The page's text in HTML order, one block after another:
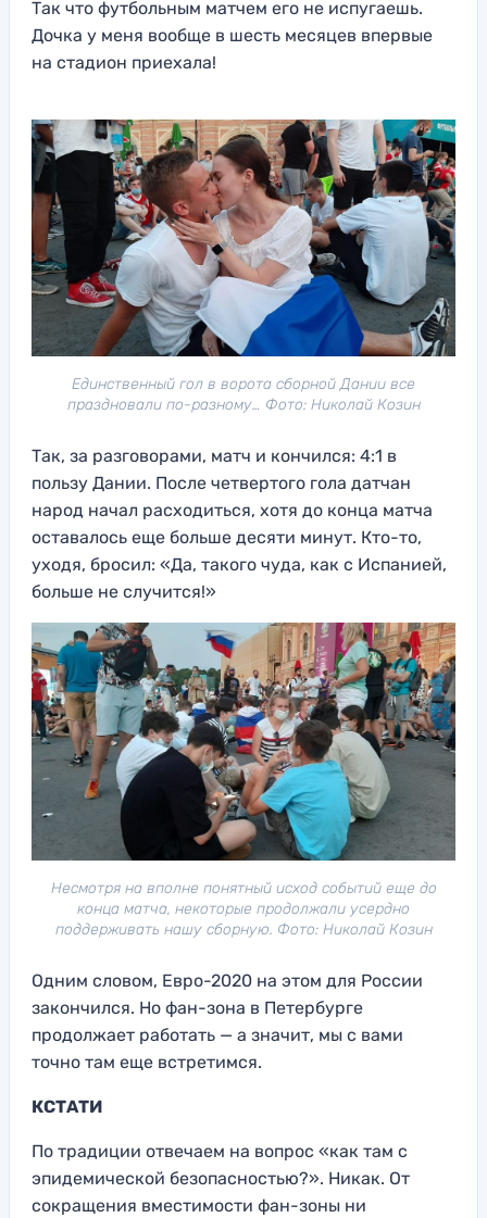
Так что футбольным матчем его не испугаешь.
Дочка у меня вообще в шесть месяцев впервые
на стадион приехала!
Единственный гол в ворота сборной Дании все
праздновали по-разному… Фото: Николай Козин
Так, за разговорами, матч и кончился: 4:1 в
пользу Дании. После четвертого гола датчан
народ начал расходиться, хотя до конца матча
оставалось еще больше десяти минут. Кто-то,
уходя, бросил: «Да, такого чуда, как с Испанией,
больше не случится!»
Несмотря на вполне понятный исход событий еще до
конца матча, некоторые продолжали усердно
поддерживать нашу сборную. Фото: Николай Козин
Одним словом, Евро-2020 на этом для России
закончился. Но фан-зона в Петербурге
продолжает работать — а значит, мы с вами
точно там еще встретимся.
КСТАТИ
По традиции отвечаем на вопрос «как там с
эпидемической безопасностью?». Никак. От
сокращения вместимости фан-зоны ни